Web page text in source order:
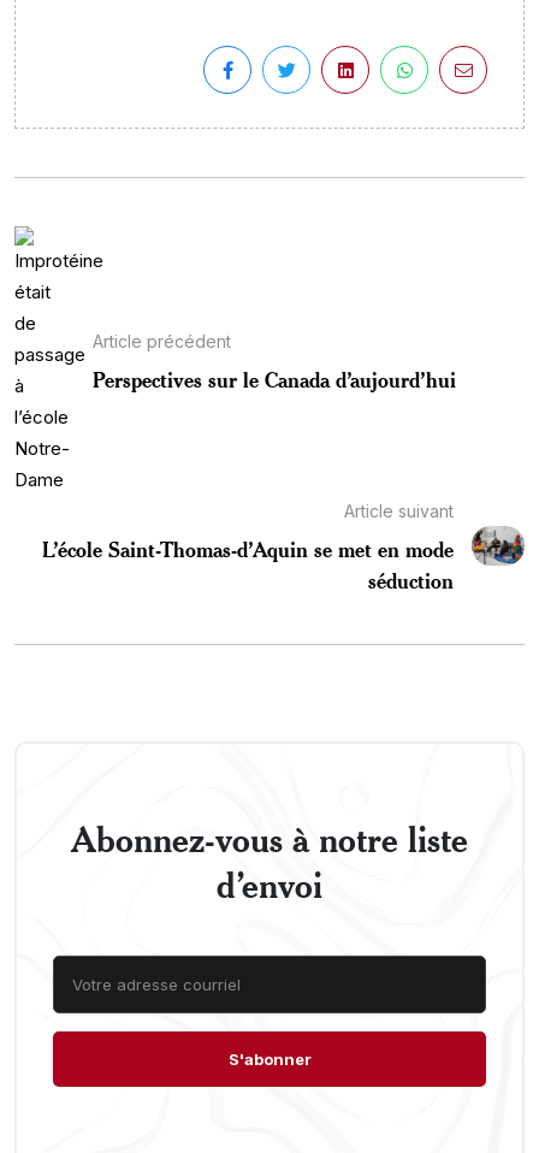
Article précédent
Perspectives sur le Canada d’aujourd’hui
Article suivant
L’école Saint-Thomas-d’Aquin se met en mode
séduction
Abonnez-vous à notre liste
d’envoi